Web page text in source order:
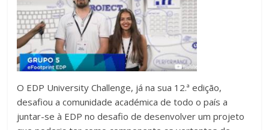
O EDP University Challenge, já na sua 12.ª edição,
desafiou a comunidade académica de todo o país a
juntar-se à EDP no desafio de desenvolver um projeto